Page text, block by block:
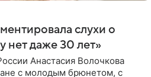
слухи о
нет даже 30 лет»
Анастасия Волочкова
с молодым брюнетом, с